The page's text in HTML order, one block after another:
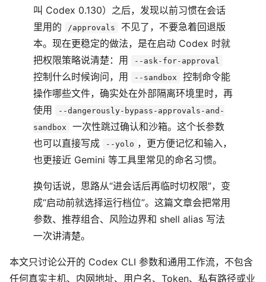
叫 Codex 0.130）之后，发现以前习惯在会话
里用的
/approvals
不见了，不要急着回退版
本。现在更稳定的做法，是在启动 Codex 时就
把权限策略说清楚：用
--ask-for-approval
控制什么时候询问，用 --sandbox
控制命令能
操作哪些文件，确实处在外部隔离环境里时，再
使用
--dangerously-bypass-approvals-and-
sandbox
一次性跳过确认和沙箱。这个长参数
也可以直接写成
--yolo ，更方便记忆和输入，
也更接近 Gemini 等工具里常见的命名习惯。
换句话说，思路从“进会话后再临时切权限”，变
成“启动前就选择运行档位”。这篇文章会把常用
参数、推荐组合、风险边界和 shell alias 写法
一次讲清楚。
本文只讨论公开的 Codex CLI 参数和通用工作流，不包含
任何真实主机、内网地址、用户名、Token、私有路径或业